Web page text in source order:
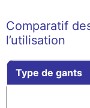
Comparatif
l’utilisation
Type de gants